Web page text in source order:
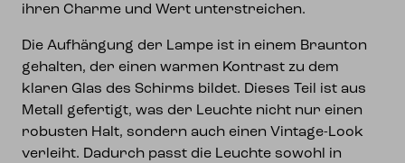
ihren Charme und Wert unterstreichen.
Die Aufhängung der Lampe ist in einem Braunton
gehalten, der einen warmen Kontrast zu dem
klaren Glas des Schirms bildet. Dieses Teil ist aus
Metall gefertigt, was der Leuchte nicht nur einen
robusten Halt, sondern auch einen Vintage-Look
verleiht. Dadurch passt die Leuchte sowohl in